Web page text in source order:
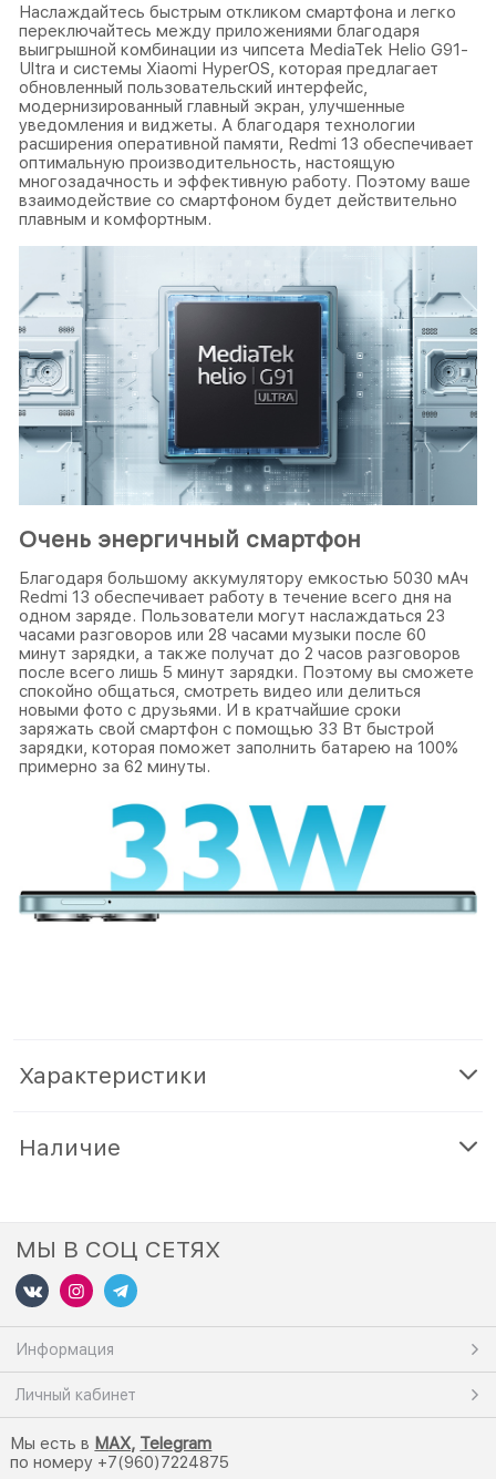
Наслаждайтесь быстрым откликом смартфона и легко
переключайтесь между приложениями благодаря
выигрышной комбинации из чипсета MediaTek Helio G91-
Ultra и системы Xiaomi HyperOS, которая предлагает
обновленный пользовательский интерфейс,
модернизированный главный экран, улучшенные
уведомления и виджеты. А благодаря технологии
расширения оперативной памяти, Redmi 13 обеспечивает
оптимальную производительность, настоящую
многозадачность и эффективную работу. Поэтому ваше
взаимодействие со смартфоном будет действительно
плавным и комфортным.
Очень энергичный смартфон
Благодаря большому аккумулятору емкостью 5030 мАч
Redmi 13 обеспечивает работу в течение всего дня на
одном заряде. Пользователи могут наслаждаться 23
часами разговоров или 28 часами музыки после 60
минут зарядки, а также получат до 2 часов разговоров
после всего лишь 5 минут зарядки. Поэтому вы сможете
спокойно общаться, смотреть видео или делиться
новыми фото с друзьями. И в кратчайшие сроки
заряжать свой смартфон с помощью 33 Вт быстрой
зарядки, которая поможет заполнить батарею на 100%
примерно за 62 минуты.
Характеристики
Наличие
МЫ В СОЦ СЕТЯХ
Информация
Личный кабинет
Мы есть в MAX, Telegram
по номеру +7(960)7224875